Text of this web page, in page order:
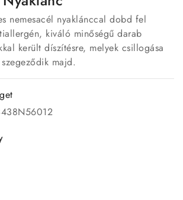
nemesacél nyaklánccal dobd fel
kiváló minőségű darab
került díszítésre, melyek csillogása
majd.